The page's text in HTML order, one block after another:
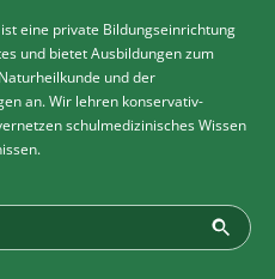
eine private Bildungseinrichtung
und bietet Ausbildungen zum
und der
an. Wir lehren konservativ-
schulmedizinisches Wissen